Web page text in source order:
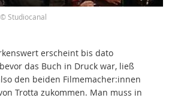
© Studiocanal
erscheint bis dato
das Buch in Druck war, ließ
den beiden Filmemacher:innen
Trotta zukommen. Man muss in